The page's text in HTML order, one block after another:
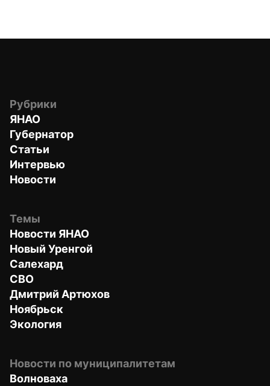
Рубрики
ЯНАО
Губернатор
Статьи
Интервью
Новости
Темы
Новости ЯНАО
Новый Уренгой
Салехард
СВО
Дмитрий Артюхов
Ноябрьск
Экология
Новости по муниципалитетам
Волноваха